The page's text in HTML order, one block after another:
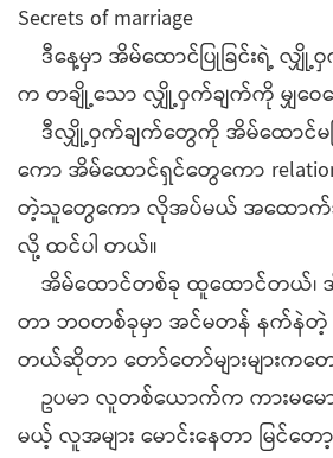
Secrets of marriage
ဒီနေ့မှာ အိမ်ထောင်ပြုခြင်းရဲ့ လျှို့
က တချို့သော လျှို့ဝှက်ချက်ကို မျှဝေပ
ဒီလျှို့ဝှက်ချက်တွေကို အိမ်ထောင်မ
ကော အိမ်ထောင်ရှင်တွေကော
တဲ့သူတွေကော လိုအပ်မယ် အထော
လို့ ထင်ပါ တယ်။
အိမ်ထောင်တစ်ခု ထူထောင်တယ်၊
တာ ဘဝတစ်ခုမှာ အင်မတန် နက်နဲ
တယ်ဆိုတာ တော်တော်များများကတေ
ဥပမာ လူတစ်ယောက်က ကားမမော
မယ့် လူအများ မောင်းနေတာ မြင်တ